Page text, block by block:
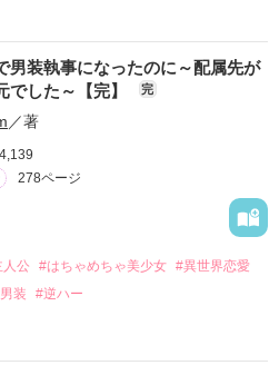
業で失敗ばかり。
リヴィア・ディルムーンは、母が
なり稼ごうと屋敷を飛び出し
でビンタしてくる謎の男。
いきや……契約結婚だった！？
をつけており、謎が多いが幸せ
に一方的に敵視され、嫌がらせを
険ばかりの血まみれ新婚生活。
男装執事になったのに～配属先が
でした～【完】
完
／著
278ページ
公 #はちゃめちゃ美少女 #異世界恋愛
装 #逆ハー